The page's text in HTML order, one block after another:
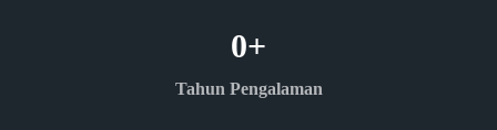
Tahun Pengalaman
0+